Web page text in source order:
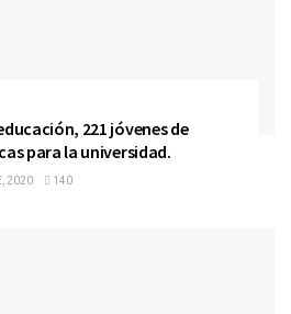
221 jóvenes de
para la universidad.
2020 140